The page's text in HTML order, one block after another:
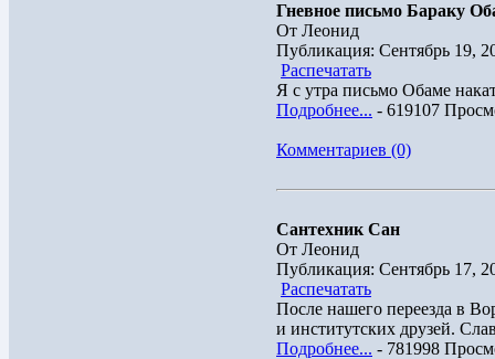
Гневное письмо Бараку
От Леонид
Публикация: Сентябрь 19,
Распечатать
Я с утра письмо Обаме
Подробнее... - 619107
Комментариев (0)
Сантехник Сан
От Леонид
Публикация: Сентябрь 17,
Распечатать
После нашего переезда в
и институтских друзей.
Подробнее... - 781998